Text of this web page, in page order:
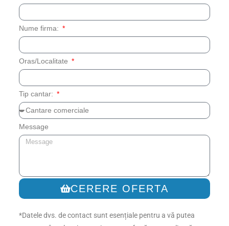
Nume firma:
Oras/Localitate
Tip cantar:
Message
CERERE OFERTA
*Datele dvs. de contact sunt esențiale pentru a vă putea